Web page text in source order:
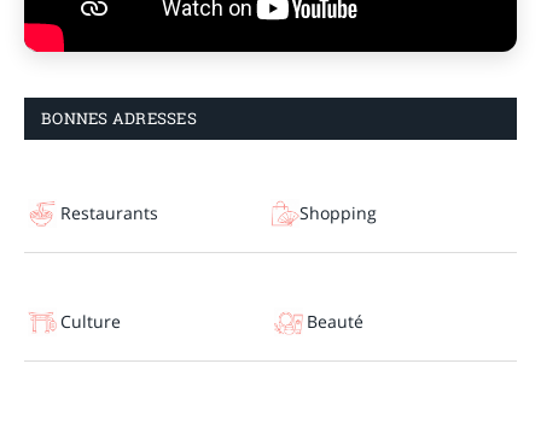
BONNES ADRESSES
Restaurants Shopping
Culture Beauté